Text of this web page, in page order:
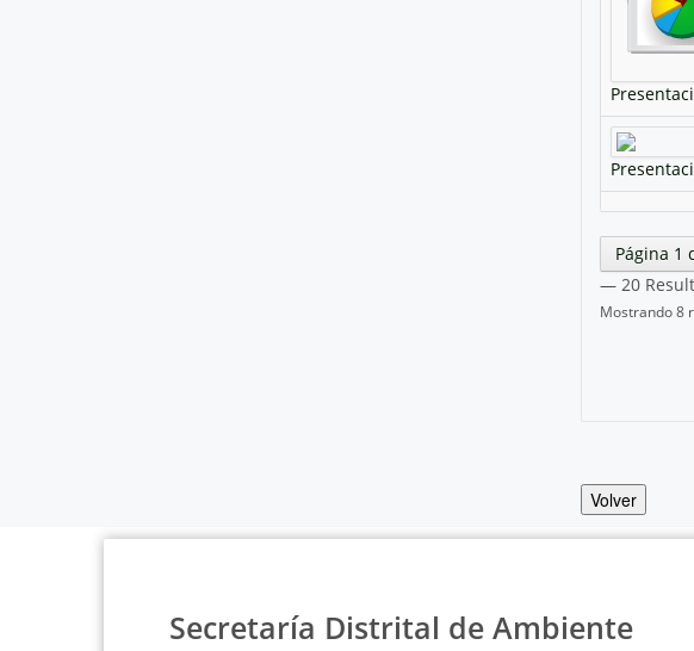
Página 1
— 20
Mostrando 8
Volver
Secretaría Distrital de Ambiente